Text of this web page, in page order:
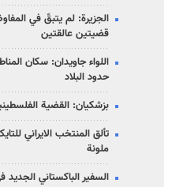
الجزيرة: لم يتبقّ في
قضيتين عالقتين
اللواء جاويدان: سكان
حدود البلاد
بزشكيان: القضية
ملونة
السفير الباكستاني الجديد